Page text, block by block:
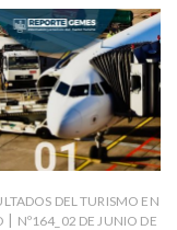
DEL TURISMO EN
Nº164_02 DE JUNIO DE